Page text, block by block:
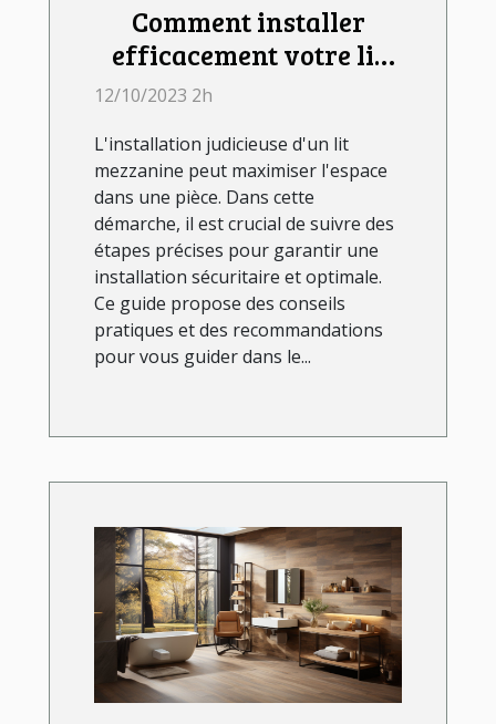
Comment installer
efficacement votre lit
mezzanine ?
12/10/2023 2h
L'installation judicieuse d'un lit
mezzanine peut maximiser l'espace
dans une pièce. Dans cette
démarche, il est crucial de suivre des
étapes précises pour garantir une
installation sécuritaire et optimale.
Ce guide propose des conseils
pratiques et des recommandations
pour vous guider dans le...